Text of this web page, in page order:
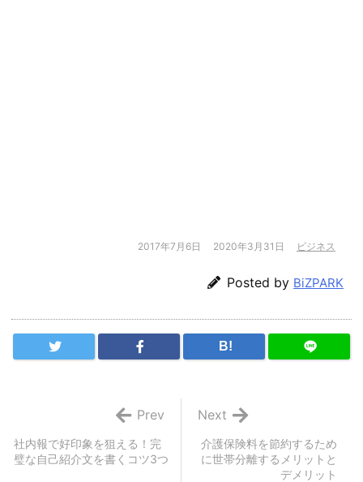
2017年7月6日 2020年3月31日 ビジネス
Posted by BiZPARK
B!
介護保険料を節約するため
に世帯分離するメリットと
デメリット
Next
社内報で好印象を狙える！完
璧な自己紹介文を書くコツ3つ
Prev